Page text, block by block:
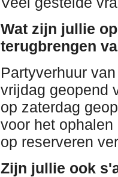
Wat zijn jullie
terugbrengen
Partyverhuur
vrijdag geopend
op zaterdag
voor het
op reserveren
Zijn jullie ook